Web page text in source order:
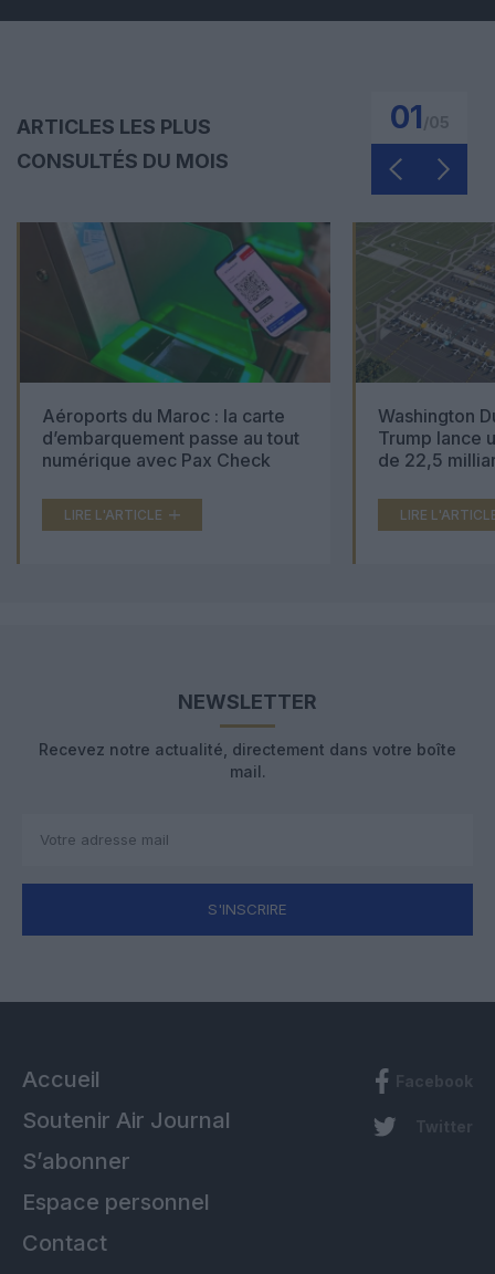
ARTICLES LES PLUS
CONSULTÉS DU MOIS
01
Aéroports du Maroc : la carte
d’embarquement passe au tout
numérique avec Pax Check
LIRE L'ARTICLE
Washington
Trump lance
de 22,5
LIRE
NEWSLETTER
Recevez notre actualité, directement dans votre boîte
mail.
S'INSCRIRE
Accueil
Soutenir Air Journal
S’abonner
Espace personnel
Contact